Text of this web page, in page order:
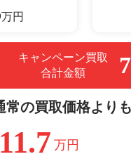
万円
キャンペーン買取
合計金額
常の買取価格よりも
11.7 万円